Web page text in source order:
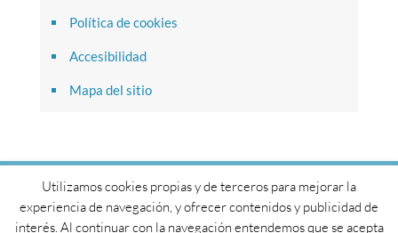
Política de cookies
Accesibilidad
Mapa del sitio
© 2017 Cátedra General Castaños. Todos los derechos
reservados.
Utilizamos cookies propias y de terceros para mejorar la
experiencia de navegación, y ofrecer contenidos y publicidad de
interés. Al continuar con la navegación entendemos que se acepta